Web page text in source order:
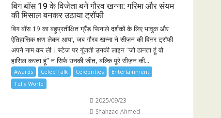
बिग बॉस 19 के विजेता बने गौरव खन्ना: गरिमा और संयम
की मिसाल बनकर उठाया ट्रॉफी
बिग बॉस 19 का बहुप्रतीक्षित ग्रैंड फिनाले दर्शकों के लिए भावुक और
ऐतिहासिक क्षण लेकर आया, जब गौरव खन्ना ने सीज़न की विनर ट्रॉफी
अपने नाम कर ली। स्टेज पर गूंजती उनकी लाइन “जो ठानता हूं वो
हासिल करता हूं” न सिर्फ उनकी जीत, बल्कि पूरे सीज़न की...
Awards Celeb Talk Celebrities
Entertainment
Telly World
2025/09/23
Shahzad Ahmed